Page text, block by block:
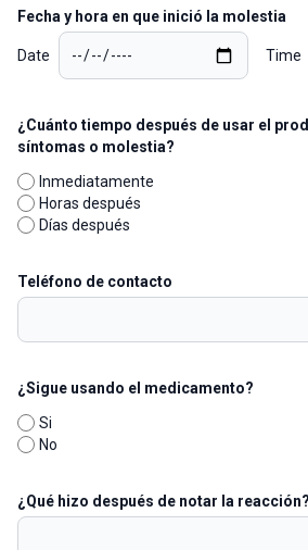
Fecha y hora en que inició la molestia
Date Time
¿Cuánto tiempo después de usar el
síntomas o molestia?
Inmediatamente
Horas después
Días después
Teléfono de contacto
¿Sigue usando el medicamento?
Si
No
¿Qué hizo después de notar la reacción?